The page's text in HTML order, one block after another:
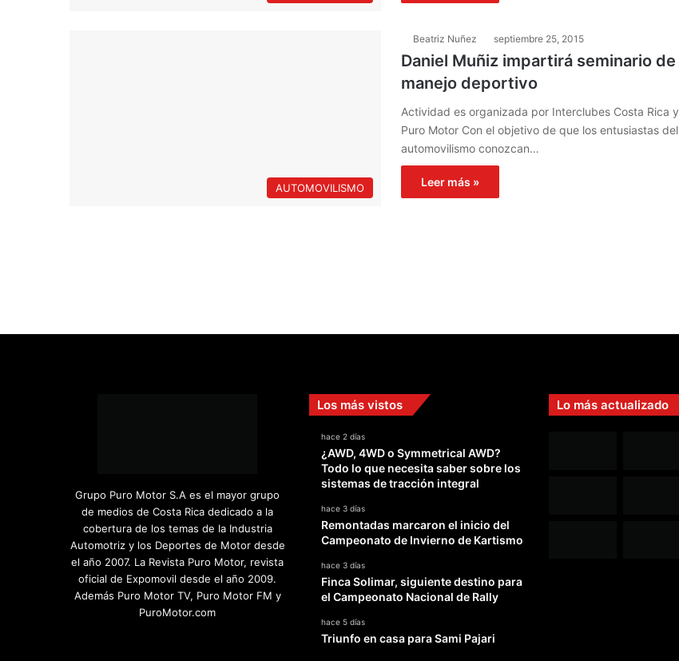
AUTOMOVILISMO
Beatriz Nuñez septiembre 25, 2015
Daniel Muñiz impartirá seminario de
manejo deportivo
Actividad es organizada por Interclubes Costa Rica y
Puro Motor Con el objetivo de que los entusiastas del
automovilismo conozcan…
Leer más »
Grupo Puro Motor S.A es el mayor grupo
de medios de Costa Rica dedicado a la
cobertura de los temas de la Industria
Automotriz y los Deportes de Motor desde
el año 2007. La Revista Puro Motor, revista
oficial de Expomovil desde el año 2009.
Además Puro Motor TV, Puro Motor FM y
PuroMotor.com
Los más vistos
hace 2 días
¿AWD, 4WD o Symmetrical AWD?
Todo lo que necesita saber sobre los
sistemas de tracción integral
hace 3 días
Remontadas marcaron el inicio del
Campeonato de Invierno de Kartismo
hace 3 días
Finca Solimar, siguiente destino para
el Campeonato Nacional de Rally
hace 5 días
Triunfo en casa para Sami Pajari
Lo más actualizado